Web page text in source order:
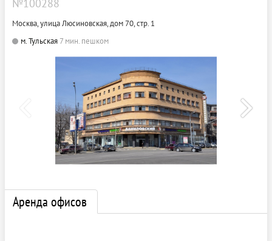
№100288
Москва, улица Люсиновская, дом 70, стр. 1
м. Тульская 7 мин. пешком
Аренда офисов